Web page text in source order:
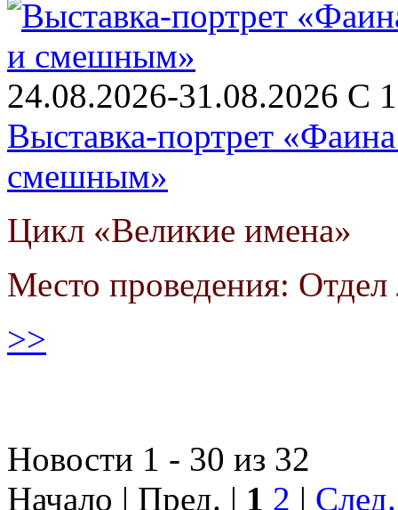
24.08.2026-31.08.2026 С
Выставка-портрет
смешным»
Цикл «Великие имена»
Место проведения: Отдел
>>
Новости 1 - 30 из 32
Начало | Пред. | 1 2 | След.